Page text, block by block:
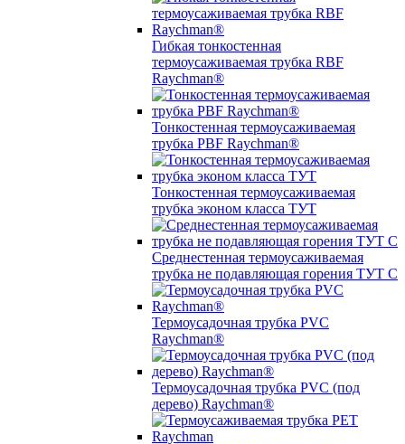
Гибкая тонкостенная
термоусаживаемая трубка RBF
Raychman®
Тонкостенная термоусаживаемая
трубка PBF Raychman®
Тонкостенная термоусаживаемая
трубка эконом класса ТУТ
Среднестенная термоусаживаемая
трубка не подавляющая горения ТУТ С
Термоусадочная трубка PVC
Raychman®
Термоусадочная трубка PVC (под
дерево) Raychman®